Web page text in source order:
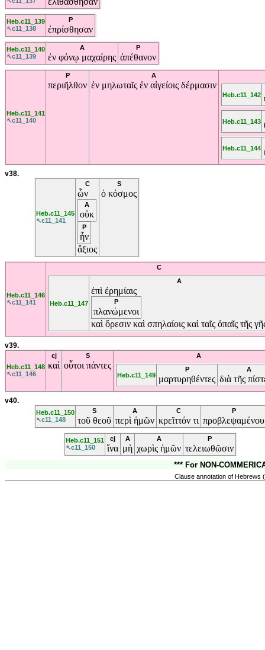
Heb.c11_139
↖c11_138
P
ἐπρίσθησαν
Heb.c11_140
↖c11_139
A
ἐν φόνῳ μαχαίρης
P
ἀπέθανον
Heb.c11_141
↖c11_140
P
περιῆλθον
A
ἐν μηλωταῖς ἐν αἰγείοις δέρμασιν
Heb.c11_142
Heb.c11_143
Heb.c11_144
v38.
Heb.c11_145
↖c11_141
C
ὧν
A
οὐκ
P
ἦν
ἄξιος
S
ὁ κόσμος
Heb.c11_146
↖c11_141
C
Heb.c11_147
A
ἐπὶ ἐρημίαις
P
πλανώμενοι
καὶ ὄρεσιν καὶ σπηλαίοις καὶ ταῖς ὀπαῖς τῆς
v39.
Heb.c11_148
↖c11_146
cj
καὶ
S
οὗτοι πάντες
A
Heb.c11_149
P
μαρτυρηθέντες
A
διὰ τῆς
v40.
Heb.c11_150
↖c11_148
S
τοῦ θεοῦ
A
περὶ ἡμῶν
C
κρεῖττόν τι
P
προβλεψαμένου
Heb.c11_151
↖c11_150
cj
ἵνα
A
μὴ
A
χωρὶς ἡμῶν
P
τελειωθῶσιν
*** For NON-
Clause annotation of Hebrews